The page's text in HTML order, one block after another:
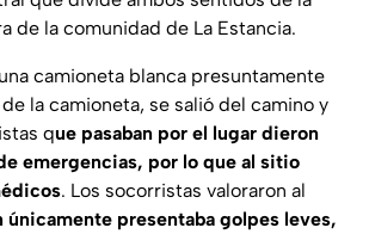
de la comunidad de La Estancia.
camioneta blanca presuntamente
la camioneta, se salió del camino y
que pasaban por el lugar dieron
emergencias, por lo que al sitio
. Los socorristas valoraron al
únicamente presentaba golpes leves,